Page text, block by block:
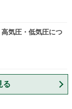
気圧・低気圧につ
る